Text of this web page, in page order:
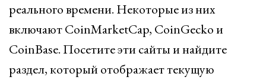
реального времени. Некоторые из них
включают CoinMarketCap, CoinGecko и
CoinBase. Посетите эти сайты и найдите
раздел, который отображает текущую